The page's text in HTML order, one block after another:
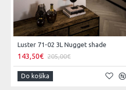
Luster 71-02 3L Nugget shade
143,50€ 205,00€
Do košíka